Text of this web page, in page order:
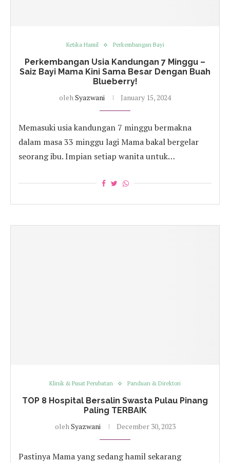
Ketika Hamil Perkembangan Bayi
Perkembangan Usia Kandungan 7 Minggu –
Saiz Bayi Mama Kini Sama Besar Dengan Buah
Blueberry!
olehSyazwani January 15, 2024
Memasuki usia kandungan 7 minggu bermakna
dalam masa 33 minggu lagi Mama bakal bergelar
seorang ibu. Impian setiap wanita untuk…
Klinik & Pusat Perubatan Panduan & Direktori
TOP 8 Hospital Bersalin Swasta Pulau Pinang
Paling TERBAIK
olehSyazwani December 30, 2023
Pastinya Mama yang sedang hamil sekarang